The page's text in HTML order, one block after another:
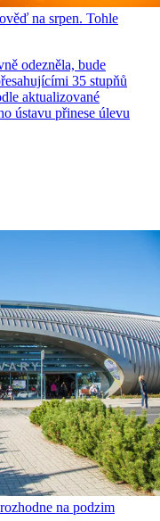
na srpen. Tohle
odezněla, bude
35 stupňů
aktualizované
ústavu přinese úlevu
na podzim